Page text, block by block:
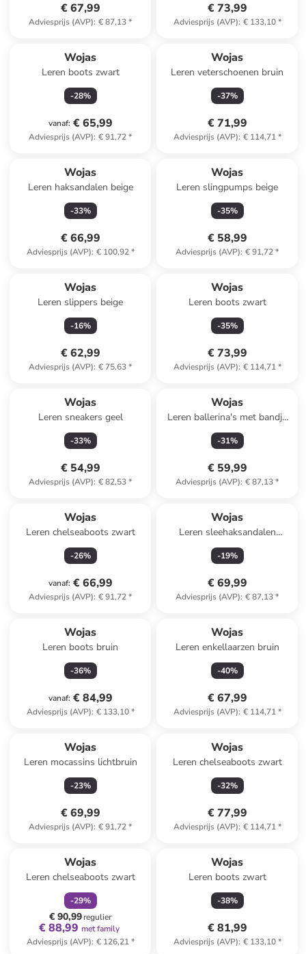
€ 67,99
Adviesprijs (AVP): € 87,13*
€ 73,99
Adviesprijs (AVP): € 133,10*
Wojas
Leren boots zwart
-28%
vanaf: € 65,99
Adviesprijs (AVP): € 91,72*
Wojas
Leren veterschoenen bruin
-37%
€ 71,99
Adviesprijs (AVP): € 114,71*
Wojas
Leren haksandalen beige
-33%
€ 66,99
Adviesprijs (AVP): € 100,92*
Wojas
Leren slingpumps beige
-35%
€ 58,99
Adviesprijs (AVP): € 91,72*
Wojas
Leren slippers beige
-16%
€ 62,99
Adviesprijs (AVP): € 75,63*
Wojas
Leren boots zwart
-35%
€ 73,99
Adviesprijs (AVP): € 114,71*
Wojas
Leren sneakers geel
-33%
€ 54,99
Adviesprijs (AVP): € 82,53*
Wojas
Leren ballerina's met bandje
zwart
-31%
€ 59,99
Adviesprijs (AVP): € 87,13*
Wojas
Leren chelseaboots zwart
-26%
vanaf: € 66,99
Adviesprijs (AVP): € 91,72*
Wojas
Leren sleehaksandalen
lichtbruin
-19%
€ 69,99
Adviesprijs (AVP): € 87,13*
Wojas
Leren boots bruin
-36%
vanaf: € 84,99
Adviesprijs (AVP): € 133,10*
Wojas
Leren enkellaarzen bruin
-40%
€ 67,99
Adviesprijs (AVP): € 114,71*
Wojas
Leren mocassins lichtbruin
-23%
€ 69,99
Adviesprijs (AVP): € 91,72*
Wojas
Leren chelseaboots zwart
-32%
€ 77,99
Adviesprijs (AVP): € 114,71*
Wojas
Leren chelseaboots zwart
-29%
€ 90,99regulier
€ 88,99 met family
Adviesprijs (AVP): € 126,21*
Wojas
Leren boots zwart
-38%
€ 81,99
Adviesprijs (AVP): € 133,10*